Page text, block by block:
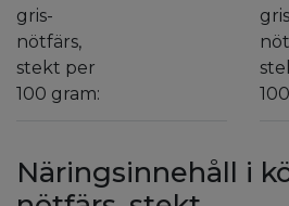
gris-
nötfärs,
stekt per
100 gram:
Näringsinnehåll i